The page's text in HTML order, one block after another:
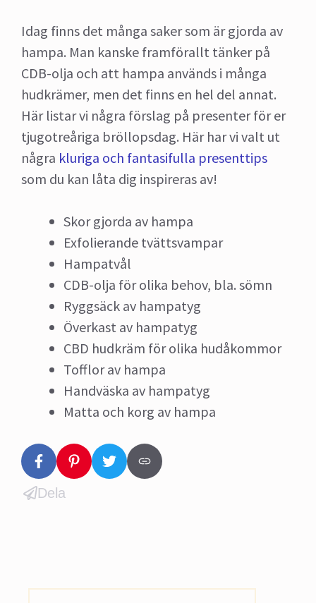
Idag finns det många saker som är gjorda av
hampa. Man kanske framförallt tänker på
CDB-olja och att hampa används i många
hudkrämer, men det finns en hel del annat.
Här listar vi några förslag på presenter för er
tjugotreåriga bröllopsdag. Här har vi valt ut
några kluriga och fantasifulla presenttips
som du kan låta dig inspireras av!
Skor gjorda av hampa
Exfolierande tvättsvampar
Hampatvål
CDB-olja för olika behov, bla. sömn
Ryggsäck av hampatyg
Överkast av hampatyg
CBD hudkräm för olika hudåkommor
Tofflor av hampa
Handväska av hampatyg
Matta och korg av hampa
Dela